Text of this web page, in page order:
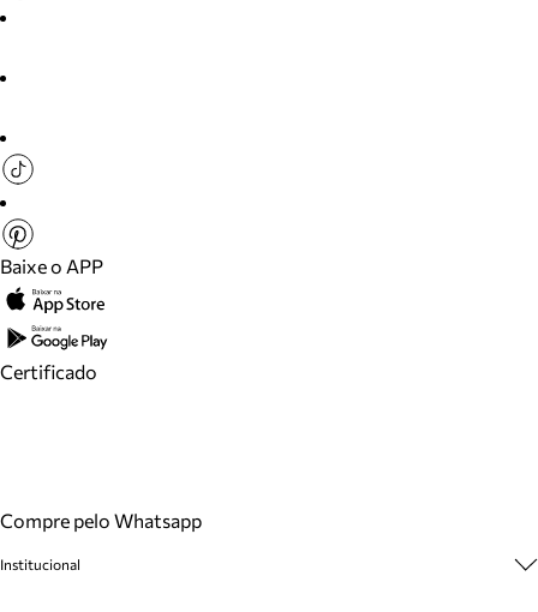
Baixe o APP
Certificado
Compre pelo Whatsapp
Institucional